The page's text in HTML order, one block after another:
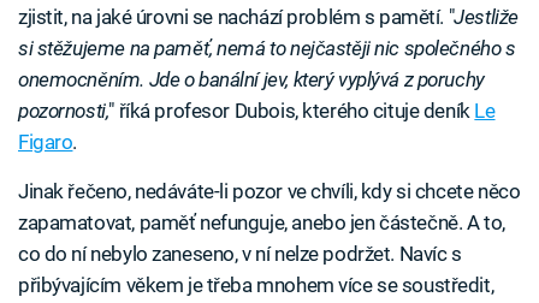
zjistit, na jaké úrovni se nachází problém s pamětí. "Jestliže
si stěžujeme na paměť, nemá to nejčastěji nic společného s
onemocněním. Jde o banální jev, který vyplývá z poruchy
pozornosti," říká profesor Dubois, kterého cituje deník Le
Figaro.
Jinak řečeno, nedáváte-li pozor ve chvíli, kdy si chcete něco
zapamatovat, paměť nefunguje, anebo jen částečně. A to,
co do ní nebylo zaneseno, v ní nelze podržet. Navíc s
přibývajícím věkem je třeba mnohem více se soustředit,